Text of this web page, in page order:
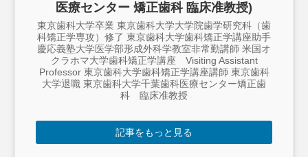
医療センター 矯正歯科 臨床准教授)
東京歯科大学卒業 東京歯科大学大学院歯学研究科（歯
科矯正学専攻）修了 東京歯科大学歯科矯正学講座助手
慶応義塾大学医学部形成外科学教室非常勤講師 米国オ
クラホマ大学歯科矯正学講座 Visiting Assistant
Professor 東京歯科大学歯科矯正学講座講師 東京歯科
大学退職 東京歯科大学千葉歯科医療センター矯正歯
科 臨床准教授
記事をもっと見る